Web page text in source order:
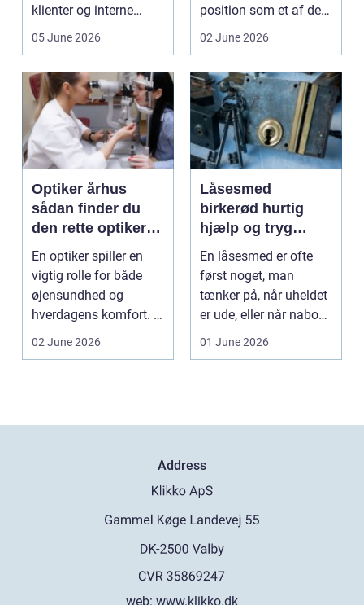
klienter og interne
arbejdsgange ét sted. I
05 June 2026
position som et af de
mest alsidige valg til
02 June 2026
Optiker århus
sådan finder du
den rette optiker i
byen
En optiker spiller en
vigtig rolle for både
øjensundhed og
hverdagens komfort. I
en by som Aarhus, h...
02 June 2026
Låsesmed
birkerød hurtig
hjælp og tryg
sikring af hjem og
virksomhed
En låsesmed er ofte
først noget, man
tænker på, når uheldet
er ude, eller når naboen
har haft indbru...
01 June 2026
Address
web: www.klikko.dk